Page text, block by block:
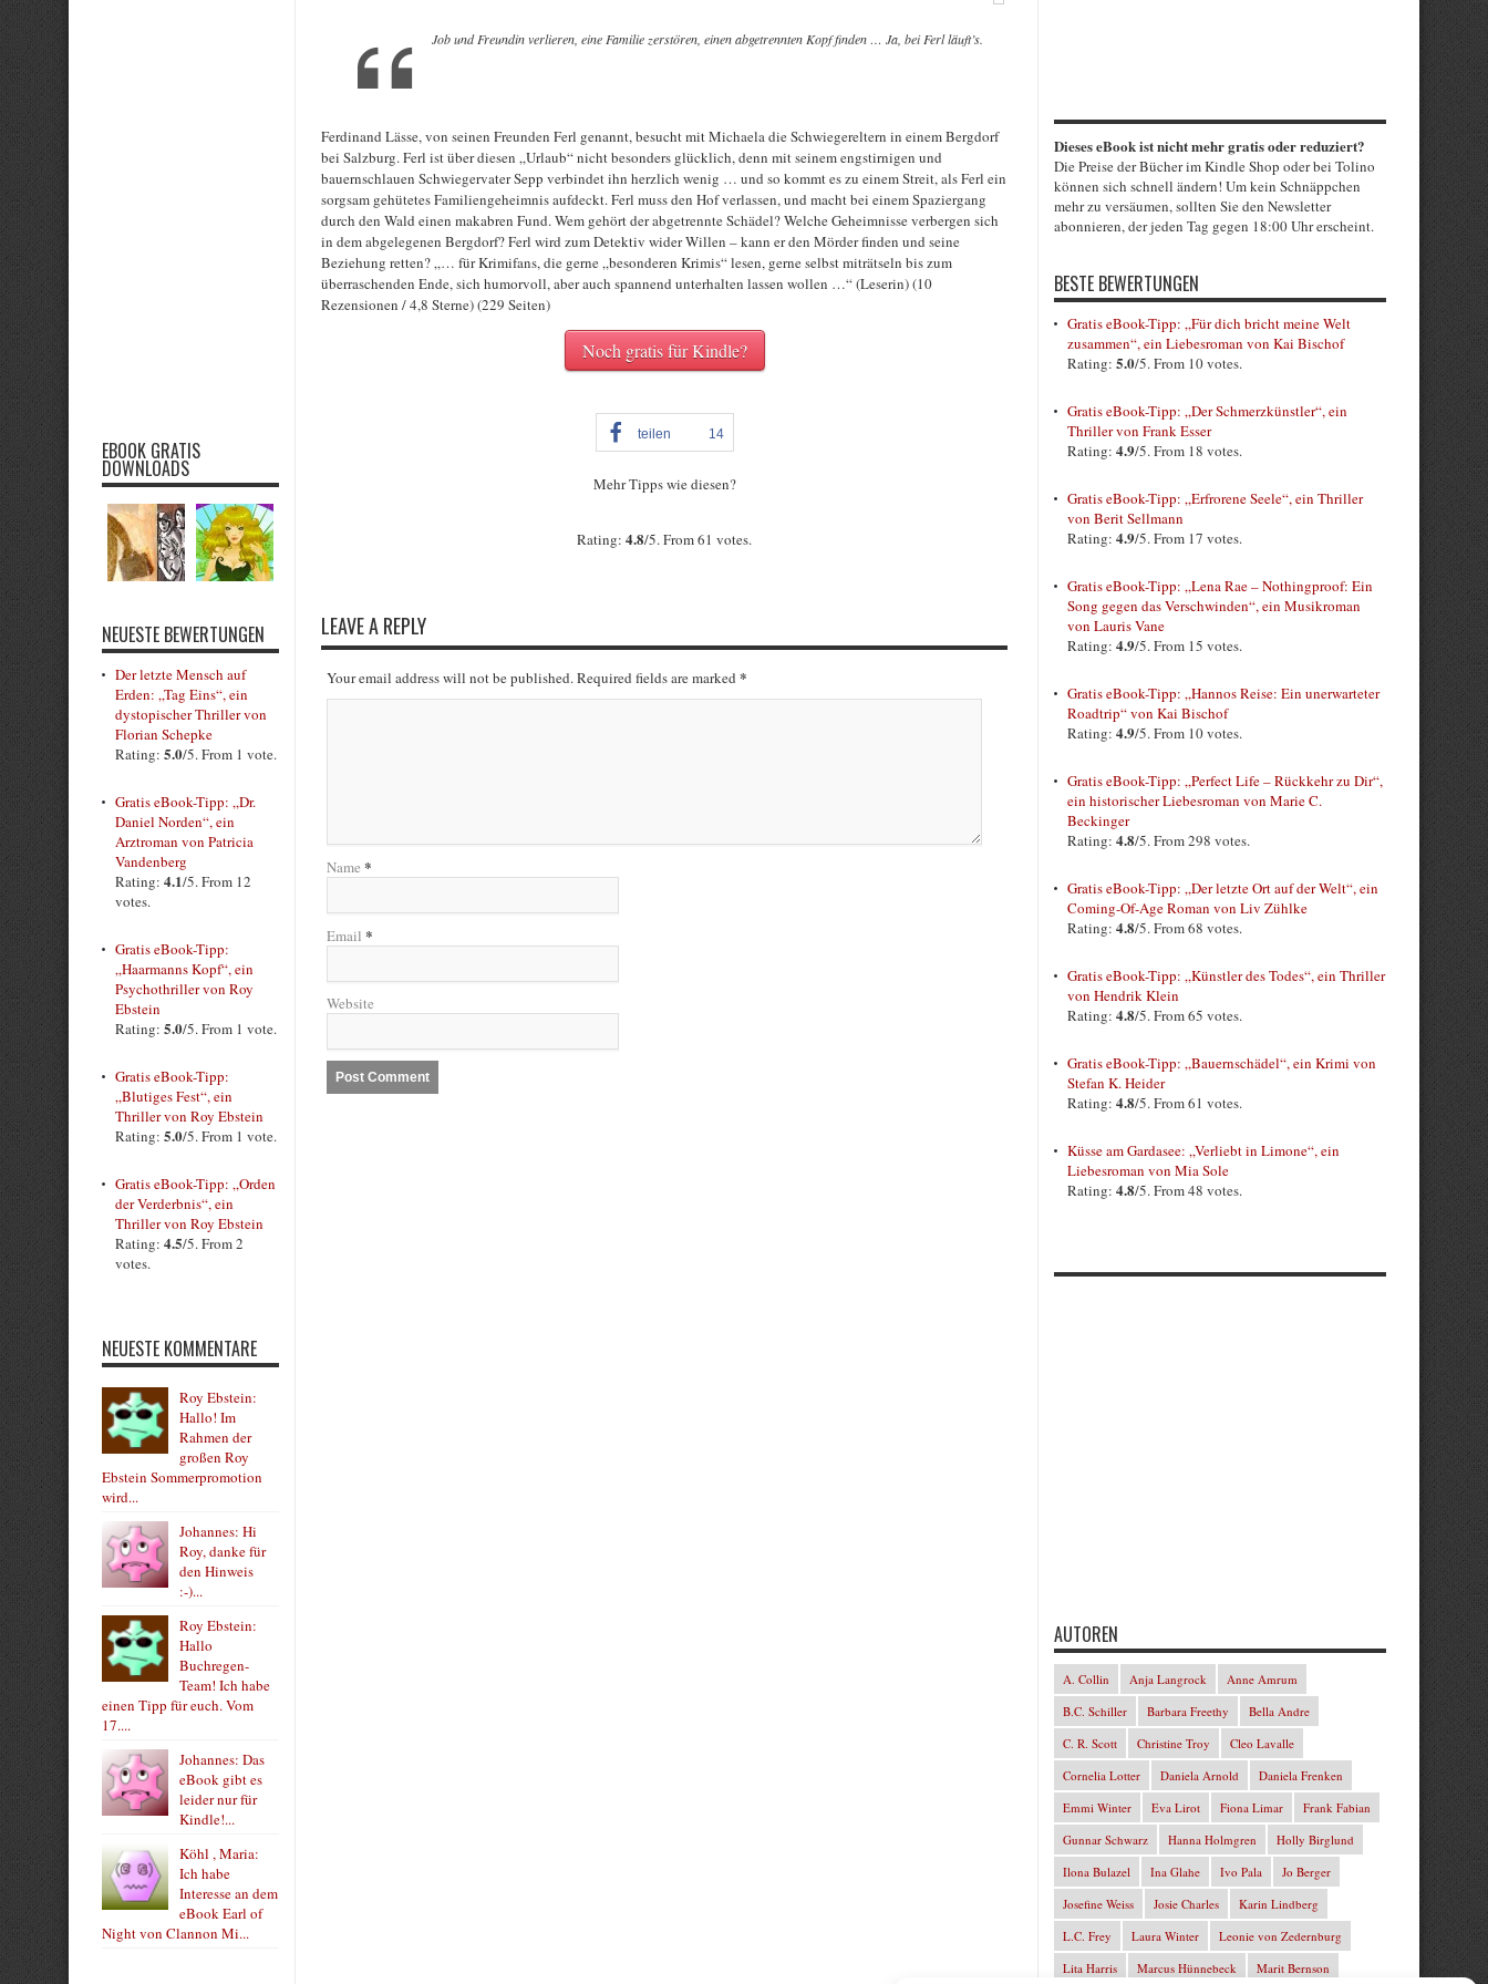
Job und Freundin verlieren, eine Familie zerstören, einen abgetrennten Kopf finden … Ja, bei Ferl läuft’s.
Ferdinand Lässe, von seinen Freunden Ferl genannt, besucht mit Michaela die Schwiegereltern in einem Bergdorf
bei Salzburg. Ferl ist über diesen „Urlaub“ nicht besonders glücklich, denn mit seinem engstirnigen und
bauernschlauen Schwiegervater Sepp verbindet ihn herzlich wenig … und so kommt es zu einem Streit, als Ferl ein
sorgsam gehütetes Familiengeheimnis aufdeckt. Ferl muss den Hof verlassen, und macht bei einem Spaziergang
durch den Wald einen makabren Fund. Wem gehört der abgetrennte Schädel? Welche Geheimnisse verbergen sich
in dem abgelegenen Bergdorf? Ferl wird zum Detektiv wider Willen – kann er den Mörder finden und seine
Beziehung retten? „… für Krimifans, die gerne „besonderen Krimis“ lesen, gerne selbst miträtseln bis zum
überraschenden Ende, sich humorvoll, aber auch spannend unterhalten lassen wollen …“ (Leserin) (10
Rezensionen / 4,8 Sterne) (229 Seiten)
Noch gratis für Kindle?
teilen 14
Mehr Tipps wie diesen?
Rating: 4.8/5. From 61 votes.
LEAVE A REPLY
Your email address will not be published. Required fields are marked *
Name *
Email *
Website
EBOOK GRATIS
DOWNLOADS
NEUESTE BEWERTUNGEN
Der letzte Mensch auf
Erden: „Tag Eins“, ein
dystopischer Thriller von
Florian Schepke
Rating: 5.0/5. From 1 vote.
Gratis eBook-Tipp: „Dr.
Daniel Norden“, ein
Arztroman von Patricia
Vandenberg
Rating: 4.1/5. From 12
votes.
Gratis eBook-Tipp:
„Haarmanns Kopf“, ein
Psychothriller von Roy
Ebstein
Rating: 5.0/5. From 1 vote.
Gratis eBook-Tipp:
„Blutiges Fest“, ein
Thriller von Roy Ebstein
Rating: 5.0/5. From 1 vote.
Gratis eBook-Tipp: „Orden
der Verderbnis“, ein
Thriller von Roy Ebstein
Rating: 4.5/5. From 2
votes.
NEUESTE KOMMENTARE
Roy Ebstein:
Hallo! Im
Rahmen der
großen Roy
Ebstein Sommerpromotion
wird...
Johannes: Hi
Roy, danke für
den Hinweis
:-)...
Roy Ebstein:
Hallo
Buchregen-
Team! Ich habe
einen Tipp für euch. Vom
17....
Johannes: Das
eBook gibt es
leider nur für
Kindle!...
Köhl , Maria:
Ich habe
Interesse an dem
eBook Earl of
Night von Clannon Mi...
Dieses eBook ist nicht mehr gratis oder reduziert?
Die Preise der Bücher im Kindle Shop oder bei Tolino
können sich schnell ändern! Um kein Schnäppchen
mehr zu versäumen, sollten Sie den Newsletter
abonnieren, der jeden Tag gegen 18:00 Uhr erscheint.
BESTE BEWERTUNGEN
Gratis eBook-Tipp: „Für dich bricht meine Welt
zusammen“, ein Liebesroman von Kai Bischof
Rating: 5.0/5. From 10 votes.
Gratis eBook-Tipp: „Der Schmerzkünstler“, ein
Thriller von Frank Esser
Rating: 4.9/5. From 18 votes.
Gratis eBook-Tipp: „Erfrorene Seele“, ein Thriller
von Berit Sellmann
Rating: 4.9/5. From 17 votes.
Gratis eBook-Tipp: „Lena Rae – Nothingproof: Ein
Song gegen das Verschwinden“, ein Musikroman
von Lauris Vane
Rating: 4.9/5. From 15 votes.
Gratis eBook-Tipp: „Hannos Reise: Ein unerwarteter
Roadtrip“ von Kai Bischof
Rating: 4.9/5. From 10 votes.
Gratis eBook-Tipp: „Perfect Life – Rückkehr zu Dir“,
ein historischer Liebesroman von Marie C.
Beckinger
Rating: 4.8/5. From 298 votes.
Gratis eBook-Tipp: „Der letzte Ort auf der Welt“, ein
Coming-Of-Age Roman von Liv Zühlke
Rating: 4.8/5. From 68 votes.
Gratis eBook-Tipp: „Künstler des Todes“, ein Thriller
von Hendrik Klein
Rating: 4.8/5. From 65 votes.
Gratis eBook-Tipp: „Bauernschädel“, ein Krimi von
Stefan K. Heider
Rating: 4.8/5. From 61 votes.
Küsse am Gardasee: „Verliebt in Limone“, ein
Liebesroman von Mia Sole
Rating: 4.8/5. From 48 votes.
AUTOREN
A. Collin Anja Langrock
Anne Amrum
B.C. Schiller
Barbara Freethy
Bella Andre
C. R. Scott
Christine Troy
Cleo Lavalle
Cornelia Lotter
Daniela Arnold
Daniela Frenken
Emmi Winter
Eva Lirot Fiona Limar
Frank Fabian
Gunnar Schwarz
Hanna Holmgren
Holly Birglund
Ilona Bulazel
Ina Glahe Ivo Pala
Jo Berger
Josefine Weiss
Josie Charles
Karin Lindberg
L.C. Frey
Laura Winter
Leonie von Zedernburg
Lita Harris
Marcus Hünnebeck Marit Bernson